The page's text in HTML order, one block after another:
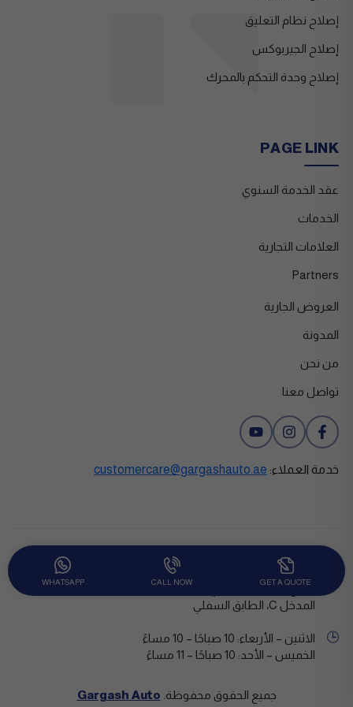
GET A QUOTE
CALL NOW
WHATSAPP
إصلاح نظام التعليق
إصلاح الجيربوكس
إصلاح وحدة التحكم بالمحرك
PAGE LINK
عقد الخدمة السنوي
الخدمات
العلامات التجارية
Partners
العروض الجارية
المدونة
من نحن
تواصل معنا
خدمة العملاء: customercare@gargashauto.ae
فرع الرحمانية
📍
شارع أبو عمرو البصري – ضاحية الرحمانية – خشة 6 – الشارقة،
المدخل C، الطابق السفلي
🕒
الاثنين – الأربعاء: 10 صباحًا – 10 مساءً
الخميس – الأحد: 10 صباحًا – 11 مساءً
جميع الحقوق محفوظة. Gargash Auto